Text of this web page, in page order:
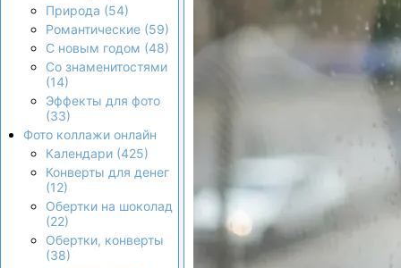
Природа (54)
Романтические (59)
С новым годом (48)
Со знаменитостями
(14)
Эффекты для фото
(33)
Фото коллажи онлайн
Календари (425)
Конверты для денег
(12)
Обертки на шоколад
(22)
Обертки, конверты
(38)